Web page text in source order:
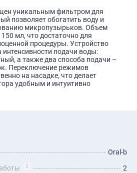
уникальным фильтром для
позволяет обогатить воду и
микропузырьков. Объем
мл, что достаточно для
процедуры. Устройство
подачи воды:
а также два способа подачи –
Переключение режимов
на насадке, что делает
удобным и интуитивно
Oral-b
2